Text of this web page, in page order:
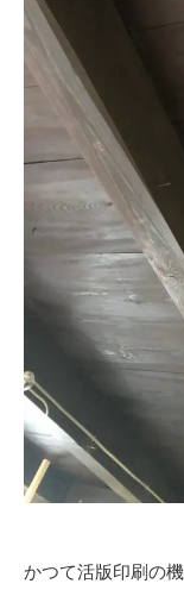
かつて活版印刷の